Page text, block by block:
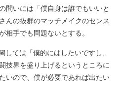
問いには「僕自身は誰でもいいと
んの抜群のマッチメイクのセンス
相手でも問題ないとする。
しては「僕的にはしたいですし、
技界を盛り上げるというところに
いので、僕が必要であれば出たい